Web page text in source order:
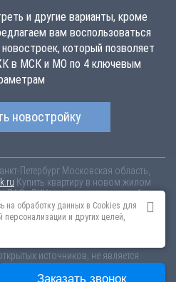
и другие варианты, кроме
вам воспользоваться
который позволяет
в МСК и МО по 4 ключевым
новостройку
Петербург Московская область,
Купить квартиру в новом жилом
«ПАО «ПИК-специализированный
различных планировок от
источников, не является
для ознакомления.
Соглашение о размещении
на обработку данных в Cookies для
и других целей,
Заказать звонок